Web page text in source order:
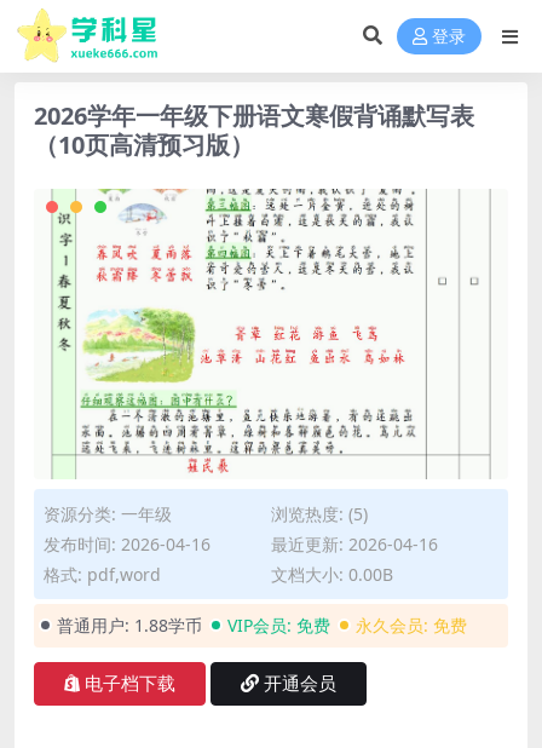
登录
2026学年一年级下册语文寒假背诵默写表
（10页高清预习版）
资源分类: 一年级
浏览热度: (5)
发布时间: 2026-04-16
最近更新: 2026-04-16
格式: pdf,word
文档大小: 0.00B
普通用户: 1.88学币 VIP会员: 免费 永久会员: 免费
电子档下载 开通会员